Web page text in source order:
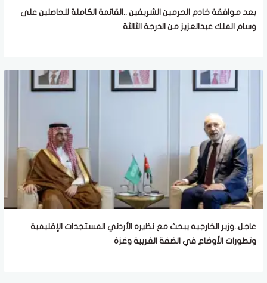
بعد موافقة خادم الحرمين الشريفين ..القائمة الكاملة للحاصلين على
وسام الملك عبدالعزيز من الدرجة الثالثة
عاجل..وزير الخارجيه يبحث مع نظيره الأردني المستجدات الإقليمية
وتطورات الأوضاع في الضفة الغربية وغزة